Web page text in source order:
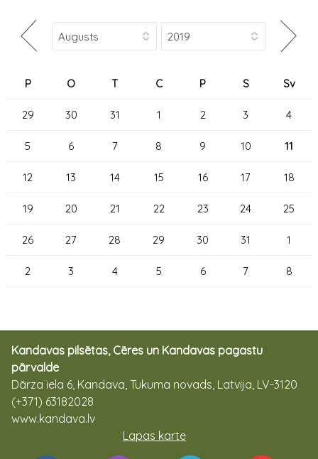
P O T C P S Sv
29 30 31 1 2 3 4
5 6 7 8 9 10 11
12 13 14 15 16 17 18
19 20 21 22 23 24 25
26 27 28 29 30 31 1
2 3 4 5 6 7 8
Kandavas pilsētas, Cēres un Kandavas pagastu
pārvalde
Dārza iela 6, Kandava, Tukuma novads, Latvija, LV-3120
(+371) 63182028
www.kandava.lv
Lapas karte